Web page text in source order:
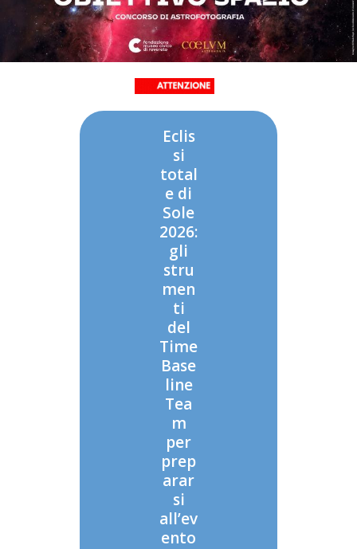
Eclis
si
total
e di
Sole
2026:
gli
stru
men
ti
del
Time
Base
line
Tea
m
per
prep
arar
si
all’ev
ento